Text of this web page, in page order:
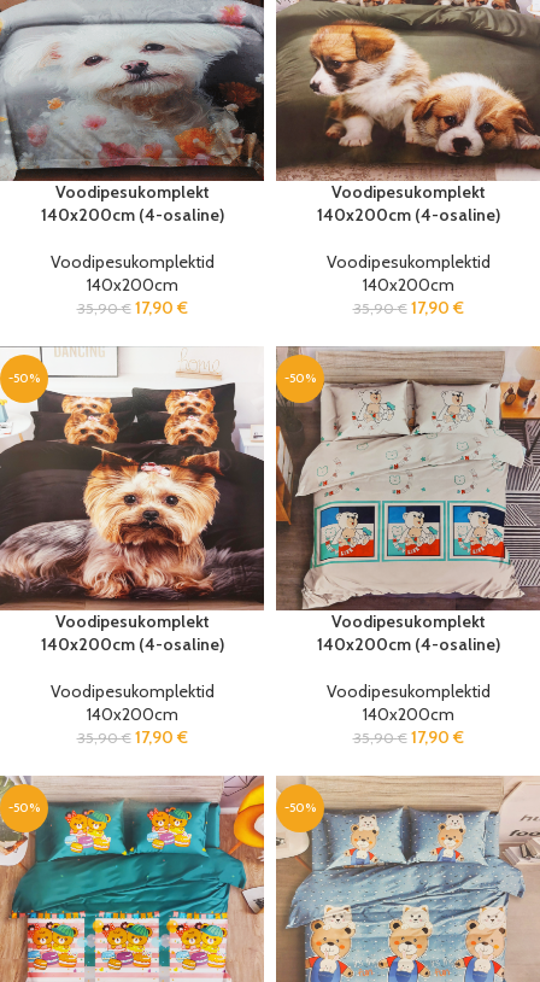
Voodipesukomplekt
140x200cm (4-osaline)
Voodipesukomplektid
140x200cm
35,90€ 17,90 €
Voodipesukomplekt
140x200cm (4-osaline)
Voodipesukomplektid
140x200cm
35,90€ 17,90 €
-50%
Voodipesukomplekt
140x200cm (4-osaline)
Voodipesukomplektid
140x200cm
35,90€ 17,90 €
-50%
Voodipesukomplekt
140x200cm (4-osaline)
Voodipesukomplektid
140x200cm
35,90€ 17,90 €
-50% -50%